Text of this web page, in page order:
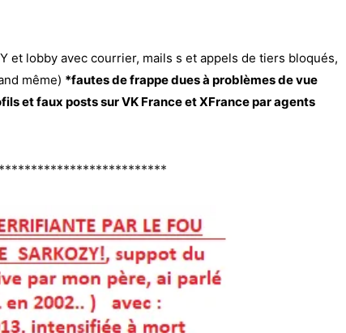
et lobby avec courrier, mails s et appels de tiers bloqués,
même) *fautes de frappe dues à problèmes de vue
et faux posts sur VK France et XFrance par agents